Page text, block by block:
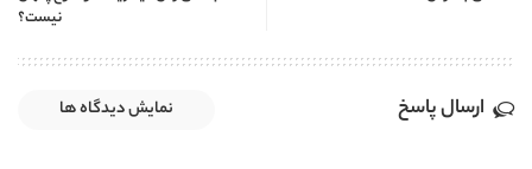
نیست؟
ارسال پاسخ نمایش دیدگاه ها